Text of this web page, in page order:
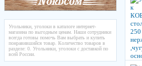
Угольники, уголоки в каталоге интернет-
магазина по выгодным ценам. Наши сотрудники
всегда готовы помочь Вам выбрать и купить
понравившийся товар. Количество товаров в
разделе: 0. Угольники, уголоки с доставкой по
всей России.